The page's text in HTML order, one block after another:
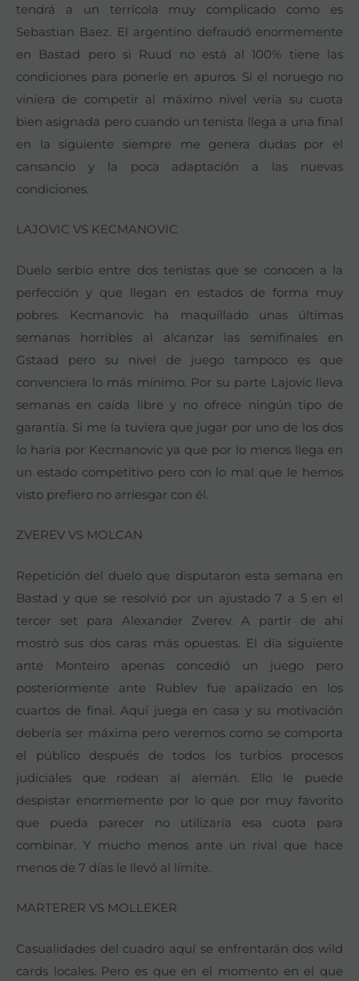
tendrá a un terrícola muy complicado como es
Sebastian Baez. El argentino defraudó enormemente
en Bastad pero si Ruud no está al 100% tiene las
condiciones para ponerle en apuros. Si el noruego no
viniera de competir al máximo nivel vería su cuota
bien asignada pero cuando un tenista llega a una final
en la siguiente siempre me genera dudas por el
cansancio y la poca adaptación a las nuevas
condiciones.
LAJOVIC VS KECMANOVIC
Duelo serbio entre dos tenistas que se conocen a la
perfección y que llegan en estados de forma muy
pobres. Kecmanovic ha maquillado unas últimas
semanas horribles al alcanzar las semifinales en
Gstaad pero su nivel de juego tampoco es que
convenciera lo más mínimo. Por su parte Lajovic lleva
semanas en caída libre y no ofrece ningún tipo de
garantía. Si me la tuviera que jugar por uno de los dos
lo haría por Kecmanovic ya que por lo menos llega en
un estado competitivo pero con lo mal que le hemos
visto prefiero no arriesgar con él.
ZVEREV VS MOLCAN
Repetición del duelo que disputaron esta semana en
Bastad y que se resolvió por un ajustado 7 a 5 en el
tercer set para Alexander Zverev. A partir de ahí
mostró sus dos caras más opuestas. El día siguiente
ante Monteiro apenas concedió un juego pero
posteriormente ante Rublev fue apalizado en los
cuartos de final. Aquí juega en casa y su motivación
debería ser máxima pero veremos como se comporta
el público después de todos los turbios procesos
judiciales que rodean al alemán. Ello le puede
despistar enormemente por lo que por muy favorito
que pueda parecer no utilizaría esa cuota para
combinar. Y mucho menos ante un rival que hace
menos de 7 días le llevó al límite.
MARTERER VS MOLLEKER
Casualidades del cuadro aquí se enfrentarán dos wild
cards locales. Pero es que en el momento en el que